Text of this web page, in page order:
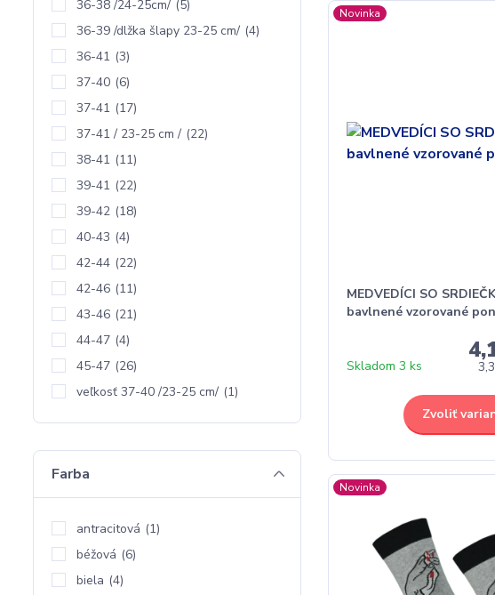
Novinka
MEDVEDÍCI SO
bavlnené vzorované
Skladom 3 ks
Zvoliť
Novinka
36-38 /24-25cm/ (5)
36-39 /dlžka šlapy 23-25 cm/ (4)
36-41 (3)
37-40 (6)
37-41 (17)
37-41 / 23-25 cm / (22)
38-41 (11)
39-41 (22)
39-42 (18)
40-43 (4)
42-44 (22)
42-46 (11)
43-46 (21)
44-47 (4)
45-47 (26)
veľkosť 37-40 /23-25 cm/ (1)
Farba
antracitová (1)
béžová (6)
biela (4)